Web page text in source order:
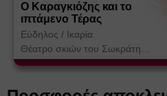
Ο Καραγκιόζης και το
ιπτάμενο Τέρας
Εύδηλος / Ικαρία
Θέατρο σκιών του Σωκράτη
Κοτσορέ